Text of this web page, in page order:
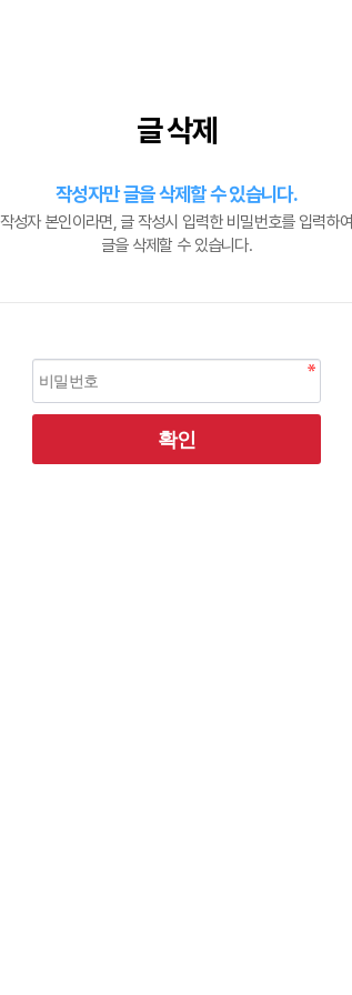
글 삭제
작성자만 글을 삭제할 수 있습니다.
작성자 본인이라면, 글 작성시 입력한 비밀번호를 입력하여
글을 삭제할 수 있습니다.